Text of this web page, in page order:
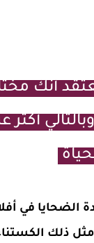
أنك
أكثر
في
ذلك